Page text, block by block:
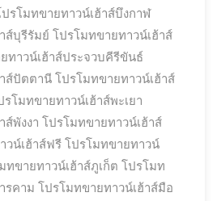
รโมทขายทาวน์เฮ้าส์บึงกาฬ
ส์บุรีรัมย์ โปรโมทขายทาวน์เฮ้าส์
ทาวน์เฮ้าส์ประจวบคีรีขันธ์
ส์ปัตตานี โปรโมทขายทาวน์เฮ้าส์
รโมทขายทาวน์เฮ้าส์พะเยา
ส์พังงา โปรโมทขายทาวน์เฮ้าส์
วน์เฮ้าส์ฟรี โปรโมทขายทาวน์
ทขายทาวน์เฮ้าส์ภูเก็ต โปรโมท
รคาม โปรโมทขายทาวน์เฮ้าส์มือ